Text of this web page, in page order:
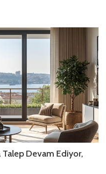
Talep Devam Ediyor,